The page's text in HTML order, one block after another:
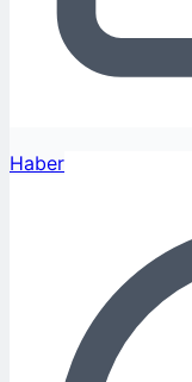
Haber